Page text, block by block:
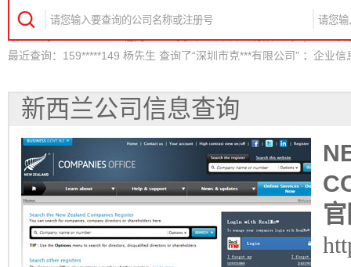
最近查询：159*****149 杨先生 查询了“深圳市克***有限公司” ；企业
最近查询：139*****534 李小姐 查询了“英国福***有限公司” ；企业信
最近查询：137*****246 陈先生 查询了“北京市好***有限公司” ；企业
最近查询：138*****159 程先生 查询了“广州市雷***有限公司” ；企业
新西兰公司信息查询